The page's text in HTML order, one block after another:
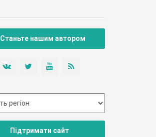
Станьте нашим автором
Підтримати сайт